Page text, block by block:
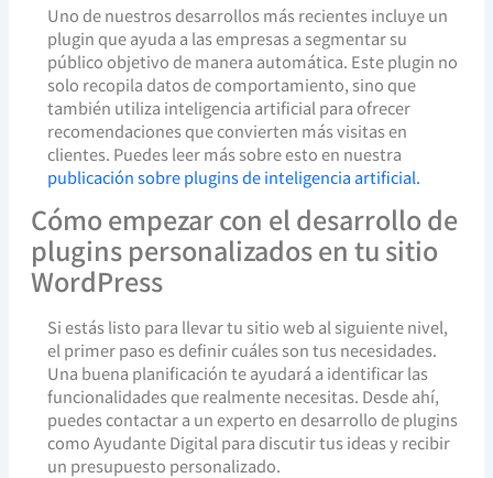
Uno de nuestros desarrollos más recientes incluye un
plugin que ayuda a las empresas a segmentar su
público objetivo de manera automática. Este plugin no
solo recopila datos de comportamiento, sino que
también utiliza inteligencia artificial para ofrecer
recomendaciones que convierten más visitas en
clientes. Puedes leer más sobre esto en nuestra
publicación sobre plugins de inteligencia artificial.
Cómo empezar con el desarrollo de
plugins personalizados en tu sitio
WordPress
Si estás listo para llevar tu sitio web al siguiente nivel,
el primer paso es definir cuáles son tus necesidades.
Una buena planificación te ayudará a identificar las
funcionalidades que realmente necesitas. Desde ahí,
puedes contactar a un experto en desarrollo de plugins
como Ayudante Digital para discutir tus ideas y recibir
un presupuesto personalizado.